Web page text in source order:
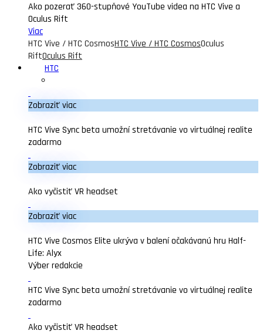
Ako pozerať 360-stupňové YouTube videa na HTC Vive a
Oculus Rift
Viac
HTC Vive / HTC CosmosHTC Vive / HTC CosmosOculus
RiftOculus Rift
HTC
Zobraziť viac
HTC Vive Sync beta umožní stretávanie vo virtuálnej realite
zadarmo
Zobraziť viac
Ako vyčistiť VR headset
Zobraziť viac
HTC Vive Cosmos Elite ukrýva v balení očakávanú hru Half-
Life: Alyx
Výber redakcie
HTC Vive Sync beta umožní stretávanie vo virtuálnej realite
zadarmo
Ako vyčistiť VR headset